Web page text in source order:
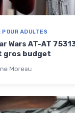
POUR ADULTES
Wars AT-AT
gros budget
Moreau